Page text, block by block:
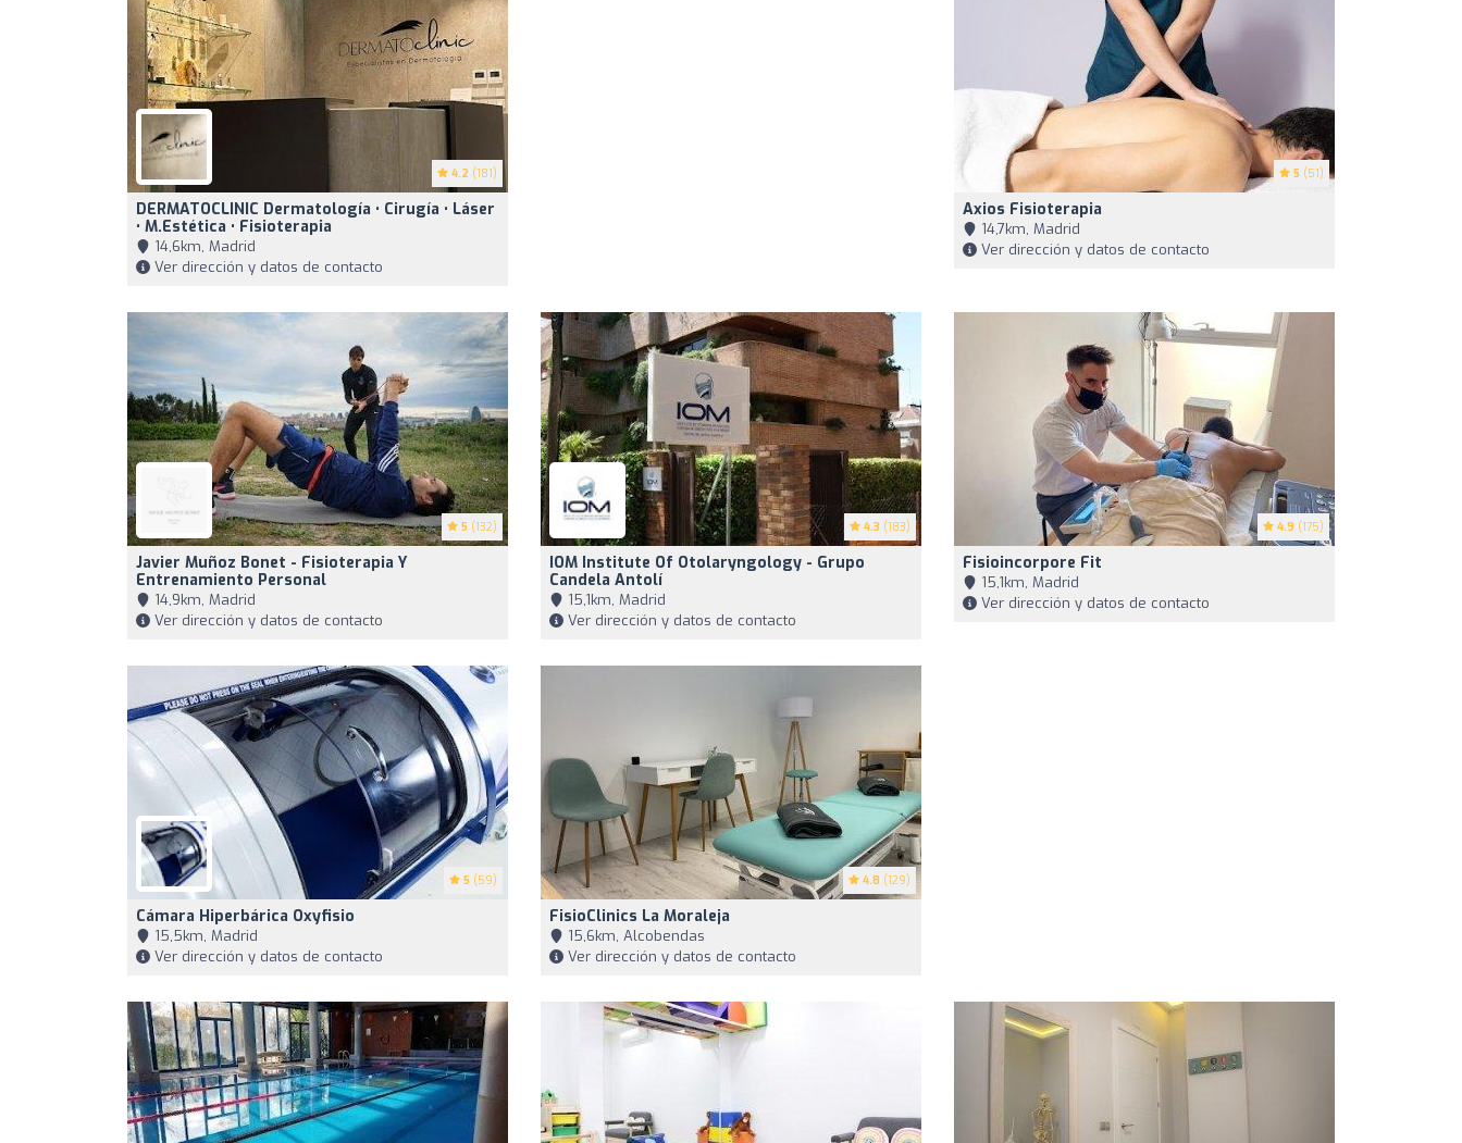
4.2 (181)
DERMATOCLINIC Dermatología • Cirugía • Láser
• M.Estética • Fisioterapia
14,6km, Madrid
Ver dirección y datos de contacto
5 (51)
Axios Fisioterapia
14,7km, Madrid
Ver dirección y datos de contacto
5 (132)
Javier Muñoz Bonet - Fisioterapia Y
Entrenamiento Personal
14,9km, Madrid
Ver dirección y datos de contacto
4.3 (183)
IOM Institute Of Otolaryngology - Grupo
Candela Antolí
15,1km, Madrid
Ver dirección y datos de contacto
4.9 (175)
Fisioincorpore Fit
15,1km, Madrid
Ver dirección y datos de contacto
5 (59)
Cámara Hiperbárica Oxyfisio
15,5km, Madrid
Ver dirección y datos de contacto
4.8 (129)
FisioClinics La Moraleja
15,6km, Alcobendas
Ver dirección y datos de contacto